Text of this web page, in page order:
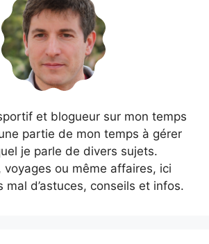
et blogueur sur mon temps
partie de mon temps à gérer
je parle de divers sujets.
voyages ou même affaires, ici
mal d’astuces, conseils et infos.